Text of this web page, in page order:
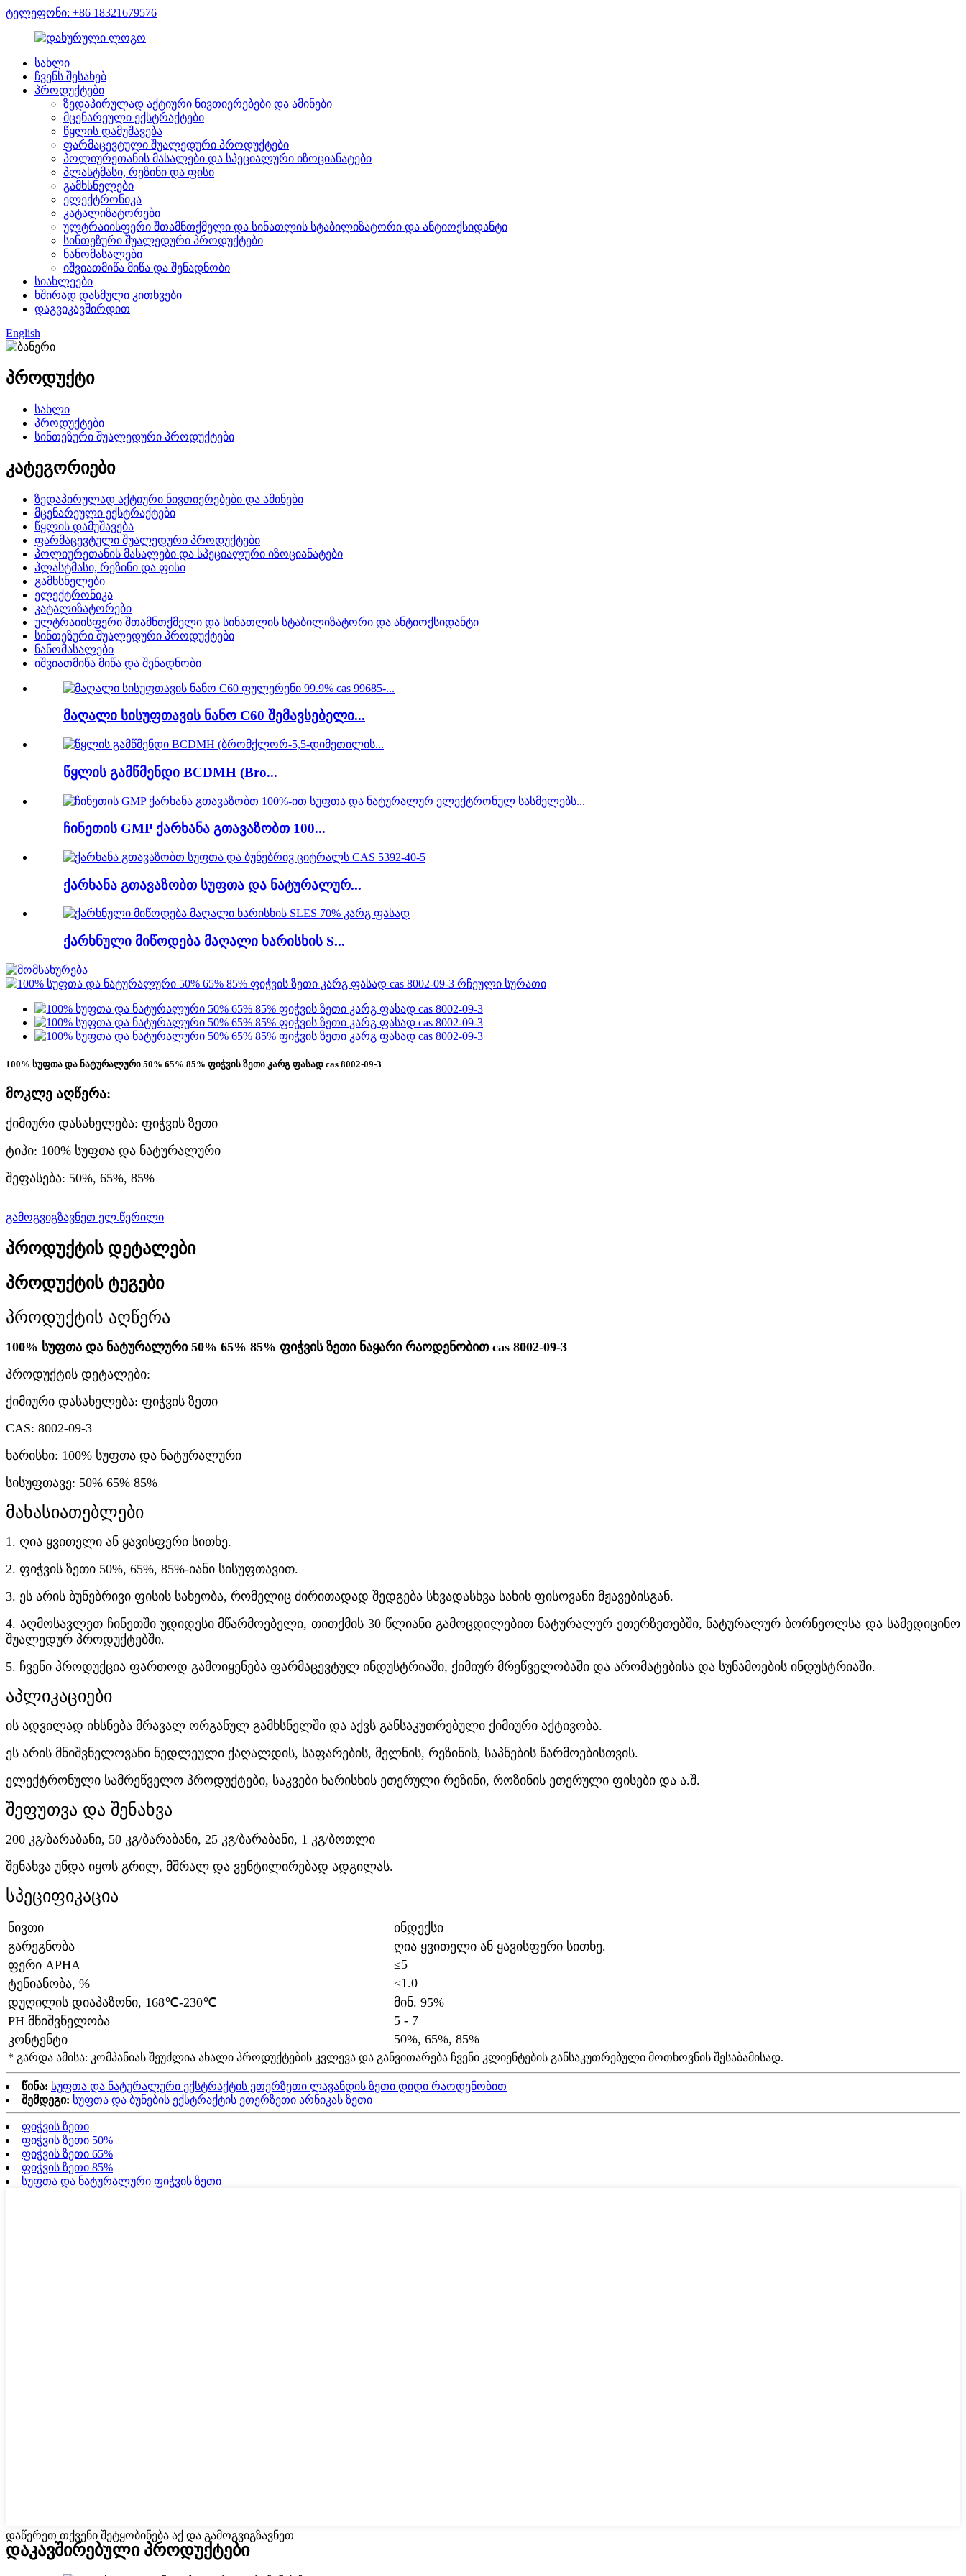
ტელეფონი: +86 18321679576
სახლი
ჩვენს შესახებ
პროდუქტები
ზედაპირულად აქტიური ნივთიერებები და ამინები
მცენარეული ექსტრაქტები
წყლის დამუშავება
ფარმაცევტული შუალედური პროდუქტები
პოლიურეთანის მასალები და სპეციალური იზოციანატები
პლასტმასი, რეზინი და ფისი
გამხსნელები
ელექტრონიკა
კატალიზატორები
ულტრაიისფერი შთამნთქმელი და სინათლის სტაბილიზატორი და ანტიოქსიდანტი
სინთეზური შუალედური პროდუქტები
ნანომასალები
იშვიათმიწა მიწა და შენადნობი
სიახლეები
ხშირად დასმული კითხვები
დაგვიკავშირდით
English
პროდუქტი
სახლი
პროდუქტები
სინთეზური შუალედური პროდუქტები
კატეგორიები
ზედაპირულად აქტიური ნივთიერებები და ამინები
მცენარეული ექსტრაქტები
წყლის დამუშავება
ფარმაცევტული შუალედური პროდუქტები
პოლიურეთანის მასალები და სპეციალური იზოციანატები
პლასტმასი, რეზინი და ფისი
გამხსნელები
ელექტრონიკა
კატალიზატორები
ულტრაიისფერი შთამნთქმელი და სინათლის სტაბილიზატორი და ანტიოქსიდანტი
სინთეზური შუალედური პროდუქტები
ნანომასალები
იშვიათმიწა მიწა და შენადნობი
მაღალი სისუფთავის ნანო C60 შემავსებელი...
წყლის გამწმენდი BCDMH (Bro...
ჩინეთის GMP ქარხანა გთავაზობთ 100...
ქარხანა გთავაზობთ სუფთა და ნატურალურ...
ქარხნული მიწოდება მაღალი ხარისხის S...
100% სუფთა და ნატურალური 50% 65% 85% ფიჭვის ზეთი კარგ ფასად cas 8002-09-3
მოკლე აღწერა:
ქიმიური დასახელება: ფიჭვის ზეთი
ტიპი: 100% სუფთა და ნატურალური
შეფასება: 50%, 65%, 85%
გამოგვიგზავნეთ ელ.წერილი
პროდუქტის დეტალები
პროდუქტის ტეგები
პროდუქტის აღწერა
100% სუფთა და ნატურალური 50% 65% 85% ფიჭვის ზეთი ნაყარი რაოდენობით cas 8002-09-3
პროდუქტის დეტალები:
ქიმიური დასახელება: ფიჭვის ზეთი
CAS: 8002-09-3
ხარისხი: 100% სუფთა და ნატურალური
სისუფთავე: 50% 65% 85%
მახასიათებლები
1. ღია ყვითელი ან ყავისფერი სითხე.
2. ფიჭვის ზეთი 50%, 65%, 85%-იანი სისუფთავით.
3. ეს არის ბუნებრივი ფისის სახეობა, რომელიც ძირითადად შედგება სხვადასხვა სახის ფისოვანი მჟავებისგან.
4. აღმოსავლეთ ჩინეთში უდიდესი მწარმოებელი, თითქმის 30 წლიანი გამოცდილებით ნატურალურ ეთერზეთებში, ნატურალურ ბორნეოლსა და სამედიცინო
შუალედურ პროდუქტებში.
5. ჩვენი პროდუქცია ფართოდ გამოიყენება ფარმაცევტულ ინდუსტრიაში, ქიმიურ მრეწველობაში და არომატებისა და სუნამოების ინდუსტრიაში.
აპლიკაციები
ის ადვილად იხსნება მრავალ ორგანულ გამხსნელში და აქვს განსაკუთრებული ქიმიური აქტივობა.
ეს არის მნიშვნელოვანი ნედლეული ქაღალდის, საფარების, მელნის, რეზინის, საპნების წარმოებისთვის.
ელექტრონული სამრეწველო პროდუქტები, საკვები ხარისხის ეთერული რეზინი, როზინის ეთერული ფისები და ა.შ.
შეფუთვა და შენახვა
200 კგ/ბარაბანი, 50 კგ/ბარაბანი, 25 კგ/ბარაბანი, 1 კგ/ბოთლი
შენახვა უნდა იყოს გრილ, მშრალ და ვენტილირებად ადგილას.
სპეციფიკაცია
ნივთი
ინდექსი
გარეგნობა
ღია ყვითელი ან ყავისფერი სითხე.
ფერი APHA
≤5
ტენიანობა, %
≤1.0
დუღილის დიაპაზონი, 168℃-230℃
მინ. 95%
PH მნიშვნელობა
5 - 7
კონტენტი
50%, 65%, 85%
* გარდა ამისა: კომპანიას შეუძლია ახალი პროდუქტების კვლევა და განვითარება ჩვენი კლიენტების განსაკუთრებული მოთხოვნის შესაბამისად.
წინა: სუფთა და ნატურალური ექსტრაქტის ეთერზეთი ლავანდის ზეთი დიდი რაოდენობით
შემდეგი: სუფთა და ბუნების ექსტრაქტის ეთერზეთი არნიკას ზეთი
ფიჭვის ზეთი
ფიჭვის ზეთი 50%
ფიჭვის ზეთი 65%
ფიჭვის ზეთი 85%
სუფთა და ნატურალური ფიჭვის ზეთი
დაწერეთ თქვენი შეტყობინება აქ და გამოგვიგზავნეთ
დაკავშირებული პროდუქტები